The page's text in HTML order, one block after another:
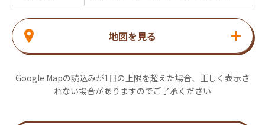
地図を見る
Google Mapの読込みが1日の上限を超えた場合、正しく表示さ
れない場合がありますのでご了承ください